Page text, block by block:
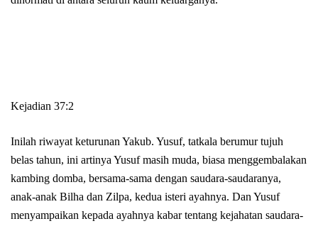
Kejadian 37:2
Inilah riwayat keturunan Yakub. Yusuf, tatkala berumur tujuh
belas tahun, ini artinya Yusuf masih muda, biasa menggembalakan
kambing domba, bersama-sama dengan saudara-saudaranya,
anak-anak Bilha dan Zilpa, kedua isteri ayahnya. Dan Yusuf
menyampaikan kepada ayahnya kabar tentang kejahatan saudara-